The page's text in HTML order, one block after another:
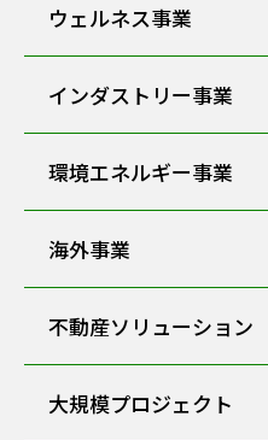
ウェルネス事業
インダストリー事業
環境エネルギー事業
海外事業
不動産ソリューション
大規模プロジェクト